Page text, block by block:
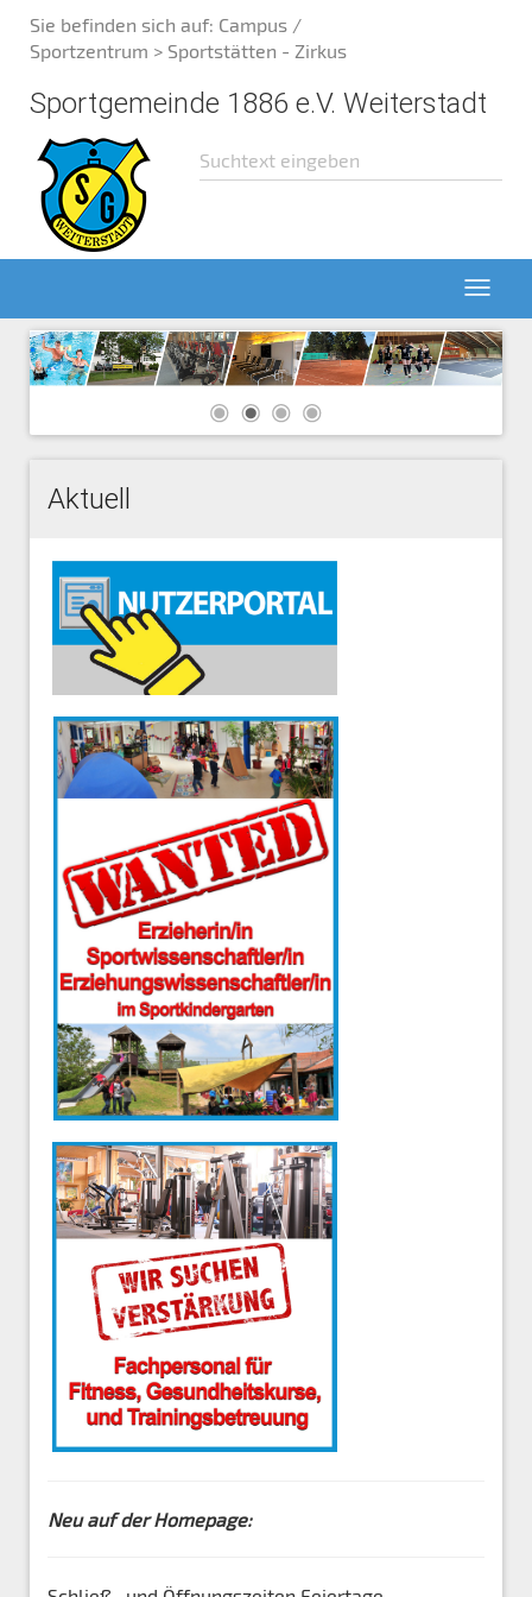
Sie befinden sich auf: Campus /
Sportzentrum > Sportstätten - Zirkus
Sportgemeinde 1886 e.V. Weiterstadt
Aktuell
Neu auf der Homepage: